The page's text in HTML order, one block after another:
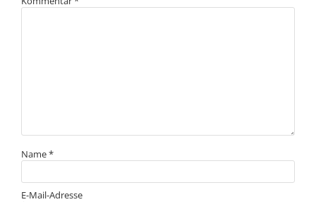
Name*
E-Mail-Adresse